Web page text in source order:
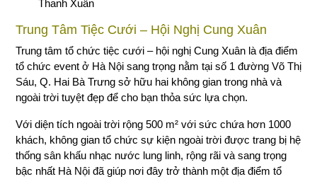
Thanh Xuân
Trung Tâm Tiệc Cưới – Hội Nghị Cung Xuân
Trung tâm tổ chức tiệc cưới – hội nghị Cung Xuân là địa điểm
tổ chức event ở Hà Nội sang trọng nằm tại số 1 đường Võ Thị
Sáu, Q. Hai Bà Trưng sở hữu hai không gian trong nhà và
ngoài trời tuyệt đẹp để cho bạn thỏa sức lựa chọn.
Với diện tích ngoài trời rộng 500 m² với sức chứa hơn 1000
khách, không gian tổ chức sự kiện ngoài trời được trang bị hệ
thống sân khấu nhạc nước lung linh, rộng rãi và sang trọng
bậc nhất Hà Nội đã giúp nơi đây trở thành một địa điểm tổ